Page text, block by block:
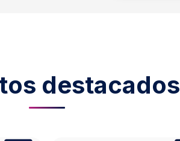
destacados